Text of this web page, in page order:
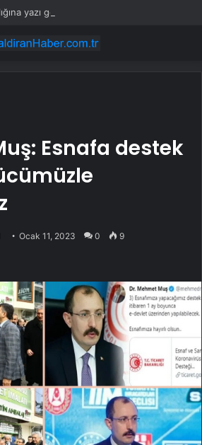
Esnafa destek
Ocak 11, 2023 0 9